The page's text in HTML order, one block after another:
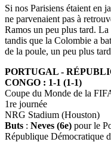
Si nos Parisiens étaient en
ne parvenaient pas à
Ramos un peu plus tard.
tandis que la Colombie a
de la poule, un peu plus
PORTUGAL -
CONGO : 1-1 (1-1)
Coupe du Monde de la
1re journée
NRG Stadium (Houston)
Buts : Neves (6e) pour le
République Démocratique